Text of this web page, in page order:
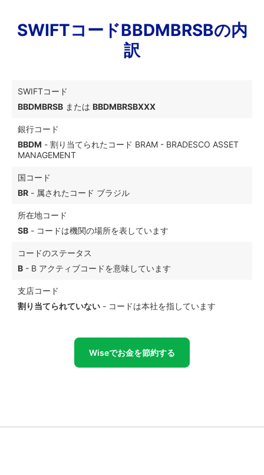
SWIFTコードBBDMBRSBの内
訳
SWIFTコード
BBDMBRSB または BBDMBRSBXXX
銀行コード
BBDM - 割り当てられたコード BRAM - BRADESCO ASSET
MANAGEMENT
国コード
BR - 属されたコード ブラジル
所在地コード
SB - コードは機関の場所を表しています
コードのステータス
B - B アクティブコードを意味しています
支店コード
割り当てられていない - コードは本社を指しています
Wiseでお金を節約する